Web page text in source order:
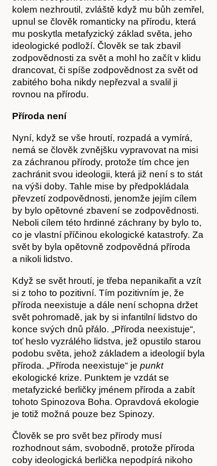
Kontakt
Předplatné
kolem nezhroutil, zvláště když mu bůh zemřel,
upnul se člověk romanticky na přírodu, která
mu poskytla metafyzický základ světa, jeho
ideologické podloží. Člověk se tak zbavil
zodpovědnosti za svět a mohl ho začít v klidu
drancovat, či spíše zodpovědnost za svět od
zabitého boha nikdy nepřezval a svalil ji
rovnou na přírodu.
Příroda není
Nyní, když se vše hroutí, rozpadá a vymírá,
nemá se člověk zvnějšku vypravovat na misi
za záchranou přírody, protože tím chce jen
zachránit svou ideologii, která již není s to stát
na výši doby. Tahle mise by předpokládala
převzetí zodpovědnosti, jenomže jejím cílem
by bylo opětovné zbavení se zodpovědnosti.
Neboli cílem této hrdinné záchrany by bylo to,
co je vlastní příčinou ekologické katastrofy. Za
svět by byla opětovně zodpovědná příroda
a nikoli lidstvo.
Když se svět hroutí, je třeba nepanikařit a vzít
si z toho to pozitivní. Tím pozitivním je, že
příroda neexistuje a dále není schopna držet
svět pohromadě, jak by si infantilní lidstvo do
konce svých dnů přálo. „Příroda neexistuje“,
toť heslo vyzrálého lidstva, jež opustilo starou
podobu světa, jehož základem a ideologií byla
příroda. „Příroda neexistuje“ je punkt
ekologické krize. Punktem je vzdát se
metafyzické berličky jménem příroda a zabít
tohoto Spinozova Boha. Opravdová ekologie
je totiž možná pouze bez Spinozy.
Člověk se pro svět bez přírody musí
rozhodnout sám, svobodně, protože příroda
coby ideologická berlička nepodpírá nikoho